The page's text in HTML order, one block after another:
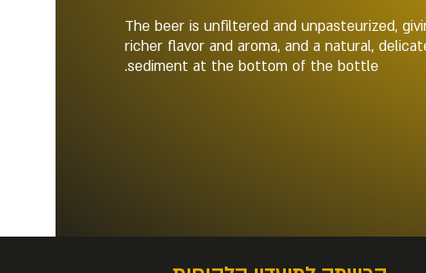
The beer is unfiltered and unpasteurized,
richer flavor and aroma, and a natural,
sediment at the bottom of the bottle.